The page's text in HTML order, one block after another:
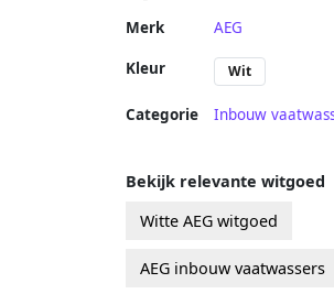
Merk AEG
Kleur Wit
Categorie Inbouw
Bekijk relevante witgoed
Witte AEG witgoed
AEG inbouw vaatwassers